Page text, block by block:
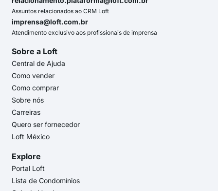
Assuntos relacionados ao CRM Loft
imprensa@loft.com.br
Atendimento exclusivo aos profissionais de imprensa
Sobre a Loft
Central de Ajuda
Como vender
Como comprar
Sobre nós
Carreiras
Quero ser fornecedor
Loft México
Explore
Portal Loft
Lista de Condomínios